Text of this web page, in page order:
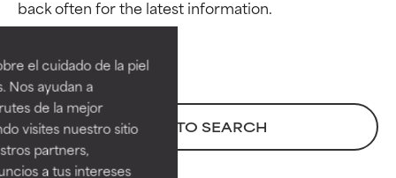
el cuidado de la piel
Nos ayudan a
de la mejor
visites nuestro sitio
partners,
a tus intereses
BACK TO SEARCH
ingredientes
EXCELENTE
Ingrediente sobresaliente con
beneficios reales para la piel. Su
ingredientes
EXCELENTE
Ingrediente sobresaliente con
beneficios reales para la piel. Su